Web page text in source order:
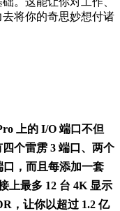
将你的奇思妙想付诸
上的 I/O 端口不但
个雷雳 3 端口、两个
口，而且每添加一套
上最多 12 台 4K 显示
，让你以超过 1.2 亿